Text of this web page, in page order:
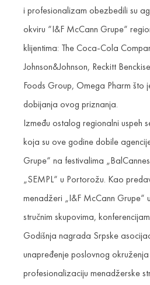
i profesionalizam obezbedili su
okviru “I&F McCann Grupe“
klijentima: The Coca-Cola
Johnson&Johnson, Reckitt
Foods Group, Omega Pharm što
dobijanja ovog priznanja.
Između ostalog regionalni uspeh
koja su ove godine dobile
Grupe“ na festivalima
„SEMPL“ u Portorožu. Kao
menadžeri „I&F McCann Grupe“
stručnim skupovima,
Godišnja nagrada Srpske
unapređenje poslovnog
profesionalizaciju menadžerske